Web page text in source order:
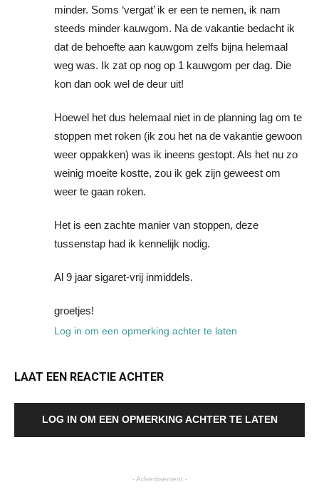
minder. Soms ‘vergat’ ik er een te nemen, ik nam
steeds minder kauwgom. Na de vakantie bedacht ik
dat de behoefte aan kauwgom zelfs bijna helemaal
weg was. Ik zat op nog op 1 kauwgom per dag. Die
kon dan ook wel de deur uit!
Hoewel het dus helemaal niet in de planning lag om te
stoppen met roken (ik zou het na de vakantie gewoon
weer oppakken) was ik ineens gestopt. Als het nu zo
weinig moeite kostte, zou ik gek zijn geweest om
weer te gaan roken.
Het is een zachte manier van stoppen, deze
tussenstap had ik kennelijk nodig.
Al 9 jaar sigaret-vrij inmiddels.
groetjes!
Log in om een opmerking achter te laten
LAAT EEN REACTIE ACHTER
LOG IN OM EEN OPMERKING ACHTER TE LATEN
- Advertisement -